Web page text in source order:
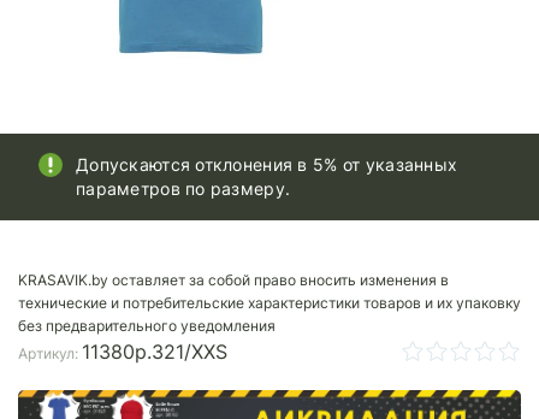
Допускаются отклонения в 5% от указанных
параметров по размеру.
KRASAVIK.by оставляет за собой право вносить изменения в
технические и потребительские характеристики товаров и их упаковку
без предварительного уведомления
Артикул: 11380p.321/XXS